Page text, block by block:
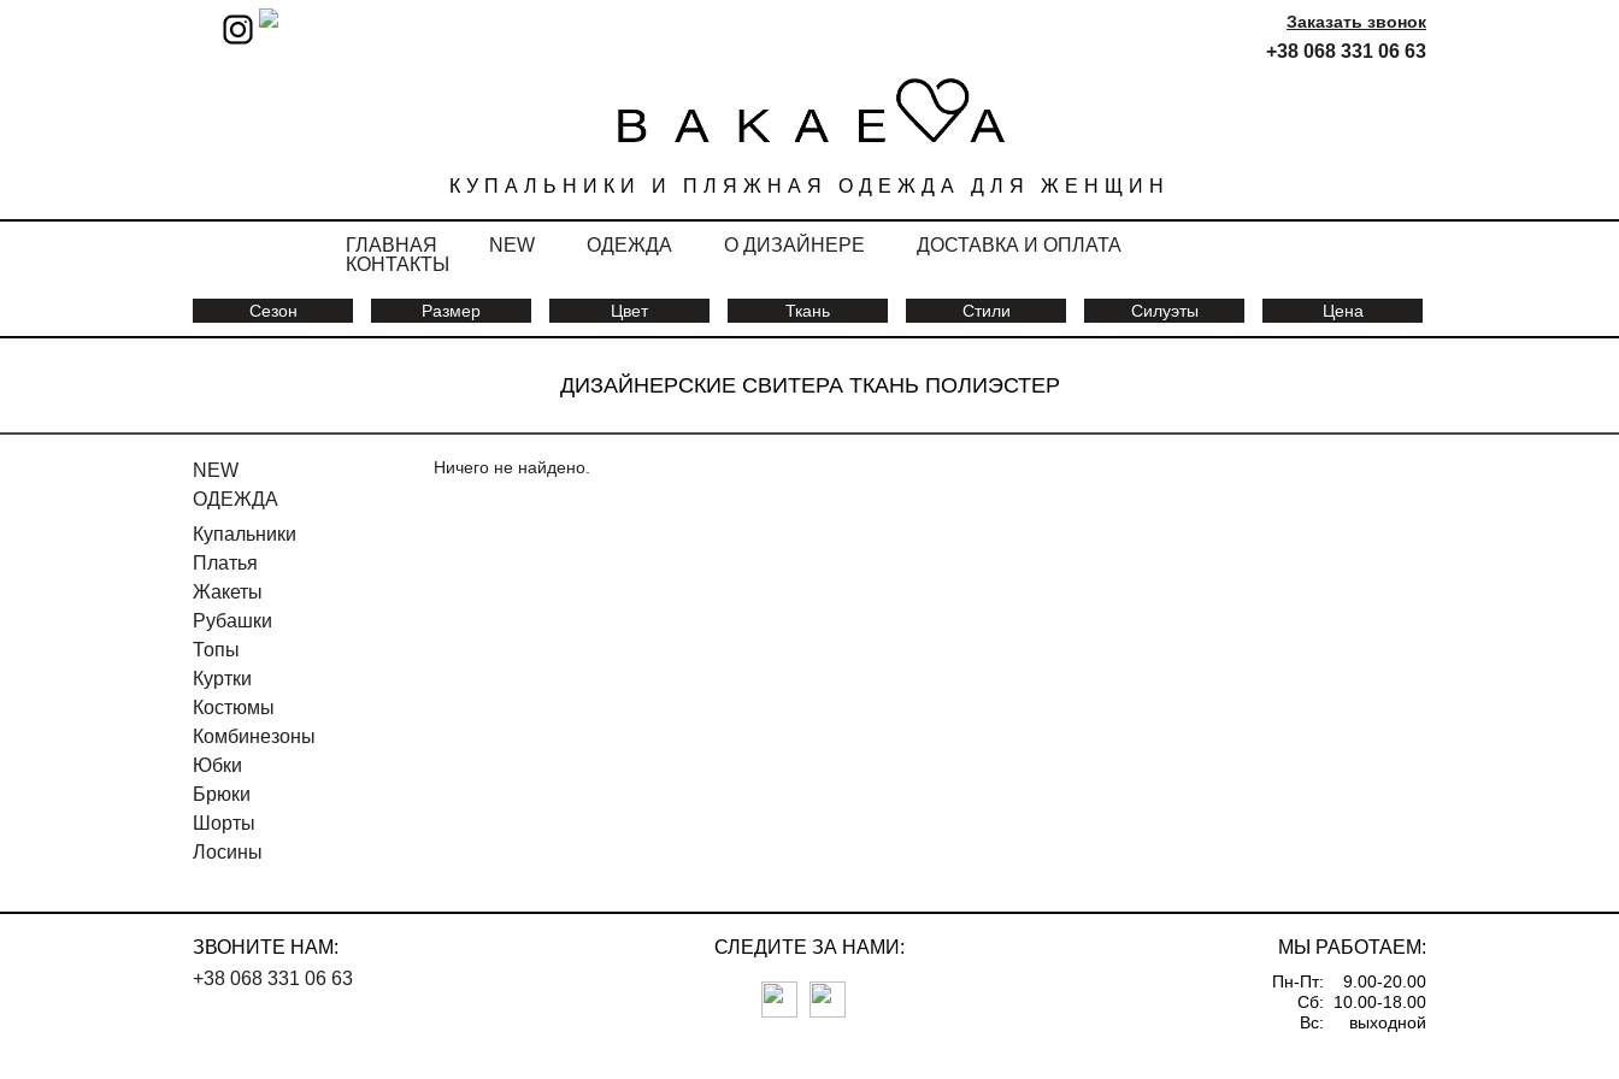
Заказать звонок
+38 068 331 06 63
КУПАЛЬНИКИ И ПЛЯЖНАЯ ОДЕЖДА ДЛЯ ЖЕНЩИН
ГЛАВНАЯ NEW ОДЕЖДА О ДИЗАЙНЕРЕ
ДОСТАВКА И ОПЛАТА
КОНТАКТЫ
Сезон Размер Цвет Ткань Стили Силуэты Цена
ДИЗАЙНЕРСКИЕ СВИТЕРА ТКАНЬ ПОЛИЭСТЕР
NEW
ОДЕЖДА
Купальники
Платья
Жакеты
Рубашки
Топы
Куртки
Костюмы
Комбинезоны
Юбки
Брюки
Шорты
Лосины
Ничего не найдено.
ЗВОНИТЕ НАМ:
+38 068 331 06 63
СЛЕДИТЕ ЗА НАМИ: МЫ РАБОТАЕМ:
Пн-Пт:
9.00-20.00
Сб:
10.00-18.00
Вс:
выходной